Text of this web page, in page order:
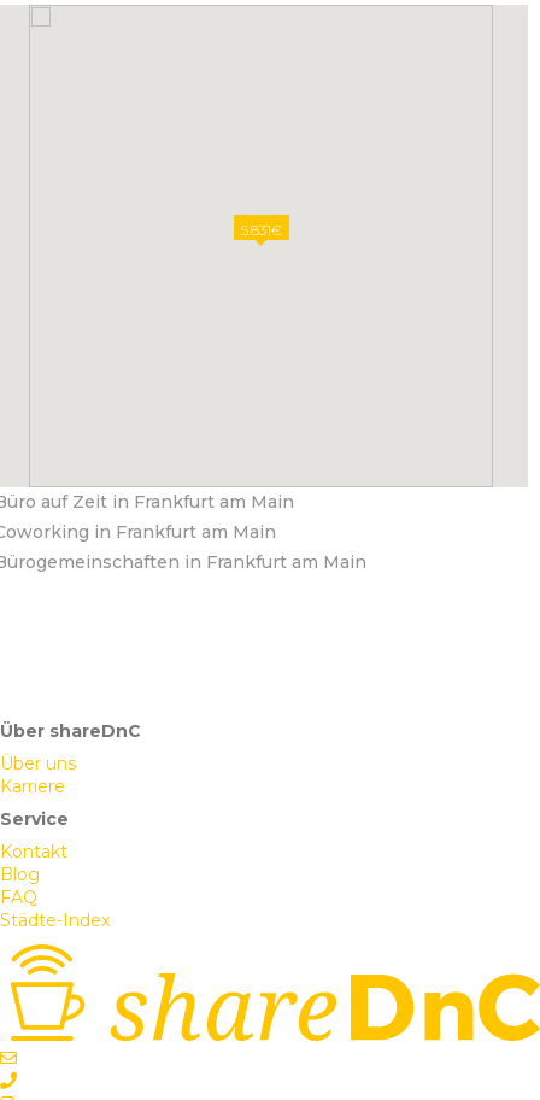
5.831€
auf Zeit in Frankfurt am Main
in Frankfurt am Main
in Frankfurt am Main
Über shareDnC
Über uns
Karriere
Service
Kontakt
Blog
FAQ
Städte-Index